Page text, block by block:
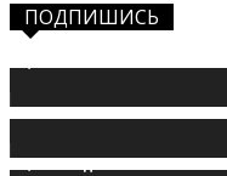
ПОДПИШИСЬ